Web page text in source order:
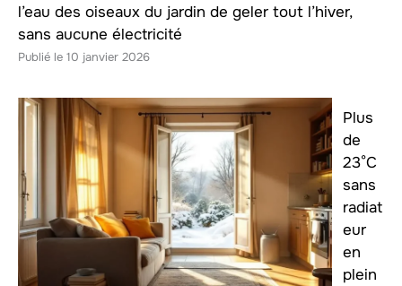
l’eau des oiseaux du jardin de geler tout l’hiver,
sans aucune électricité
10 janvier 2026
Plus
de
23°C
sans
radiat
eur
en
plein